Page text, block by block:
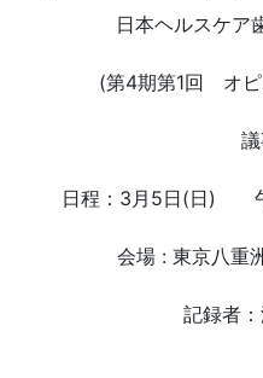
日本ヘルスケ
(第4期第1回 オピ
日程：3月5日(日) 午
会場 : 東京八重
記録者